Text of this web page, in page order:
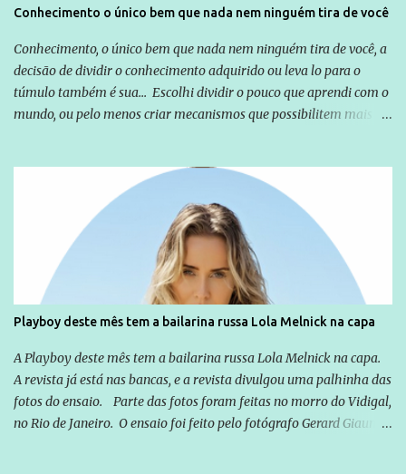
Conhecimento o único bem que nada nem ninguém tira de você
Conhecimento, o único bem que nada nem ninguém tira de você, a
decisão de dividir o conhecimento adquirido ou leva lo para o
túmulo também é sua... Escolhi dividir o pouco que aprendi com o
mundo, ou pelo menos criar mecanismos que possibilitem mais e
empreendedor da comunicação, que além de informação
cotidiana, corriqueira e cada vez mais preocupantes, do tipo que
você já esta acostumado a ver neste espaço, vou trabalhar a ideia
que possibilite distribuir não só informações, mas que gere de
forma consistente a riqueza do conhecimento... Exemplo: o
cidadão brasileiro não precisa só ser informado sobre operações
da Lava Jato, Reformas que podem retirar ou não direitos, ou
quem vai ser preso ou não; é preciso levar até as pessoas, do mais
simples ao mais burguês, o que diz a nossa Constituição, quais são
seus direitos e deveres em ...
Playboy deste mês tem a bailarina russa Lola Melnick na capa
A Playboy deste mês tem a bailarina russa Lola Melnick na capa.
A revista já está nas bancas, e a revista divulgou uma palhinha das
fotos do ensaio. Parte das fotos foram feitas no morro do Vidigal,
no Rio de Janeiro. O ensaio foi feito pelo fotógrafo Gerard Giaume